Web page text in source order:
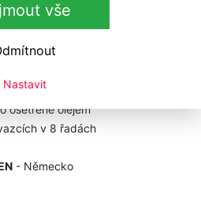
vše
Nastavit
data
010 15 40
štětinami
ošetřené olejem
v 8 řadách
- Německo